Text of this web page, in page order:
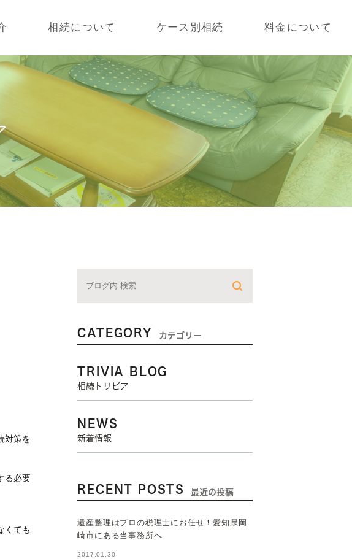
相続について
生前対策
相続申告の流れ
遺産整理
ケース別相続
不動産オーナーの相続
サラリーマン向けの相続
料金について
対策を
る必要
くても
CATEGORY カテゴリー
TRIVIA BLOG
相続トリビア
NEWS
新着情報
RECENT POSTS 最近の投稿
遺産整理はプロの税理士にお任せ！愛知県岡
崎市にある当事務所へ
2017.01.30